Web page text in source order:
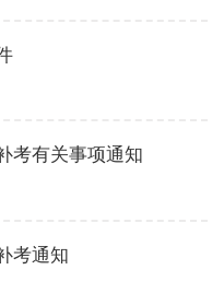
考有关事项通知
考通知